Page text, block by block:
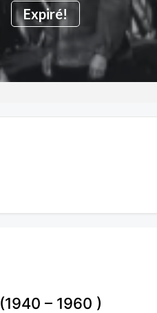
Expiré!
– 1960 )